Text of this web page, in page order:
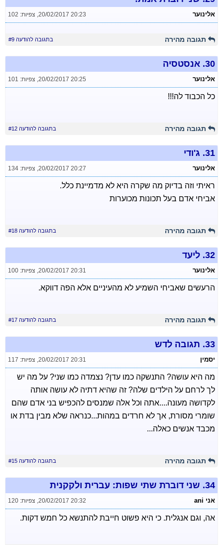
אלינוער 20/02/2017 20:23 צפיות: 102
תגובה מהירה בתגובה להודעה #9
30. אנסטסיה
אלינוער 20/02/2017 20:25 צפיות: 101
כל הכבוד לה!!!
תגובה מהירה בתגובה להודעה #12
31. ג'ודי
אלינוער 20/02/2017 20:27 צפיות: 134
ראיתי וזה בדיוק מה שקרה היא לא מדמיינת כלל.
אביחי אדם בעל תכונות מכוערות
תגובה מהירה בתגובה להודעה #18
32. ליעד
אלינוער 20/02/2017 20:31 צפיות: 100
הרעשים שאביחי השמיע לא מהעיניים אלא הפה דווקא.
תגובה מהירה בתגובה להודעה #17
33. תגובה לדש
יסמין 20/02/2017 20:31 צפיות: 117
מה היא עושה? התנשקה כמו עדן? נצמדה כמו שני? על מה יש
לך לרחם על הילדים שלה? זה שהיא דתיה לא עושה אותה
לקדושה מעונה....אתה וכל אלה שמנסים להכפיש בני אדם שהם
שומרי מסורת, אך לא חרדים במהות...כנראה שלא מבין בדת או
מכבד אנשים כאלה...
תגובה מהירה בתגובה להודעה #15
34. שני דוברת שתי שפות: עברית ולקקנית
אני ani 20/02/2017 20:32 צפיות: 120
אה, וגם אנגלית. כי היא פשוט חייבת להתנשא כל חמש דקות.